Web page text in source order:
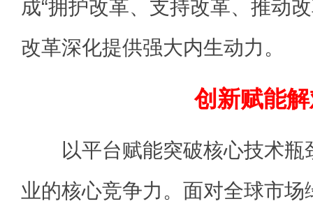
成“拥护改革、支持改革、推动
改革深化提供强大内生动力。
创新赋能
以平台赋能突破核心技术瓶
业的核心竞争力。面对全球市